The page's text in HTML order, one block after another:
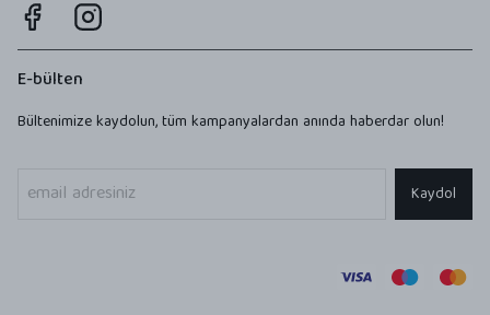
E-bülten
Bültenimize kaydolun, tüm kampanyalardan anında haberdar olun!
Kaydol